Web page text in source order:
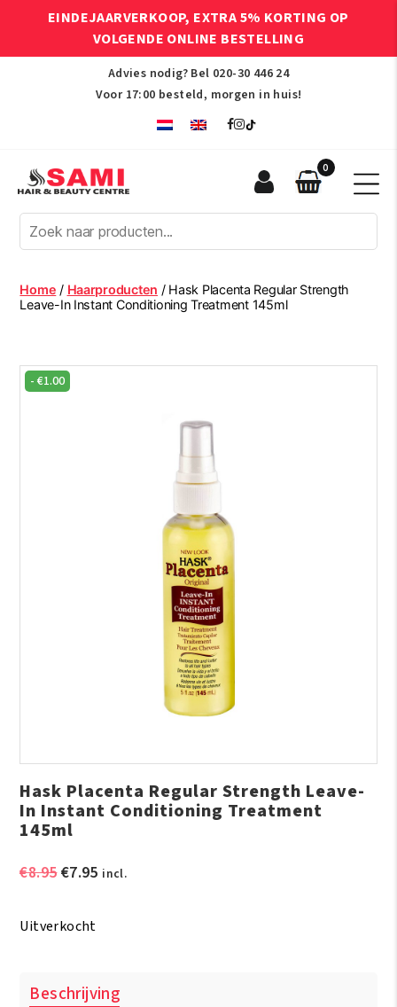
EINDEJAARVERKOOP, EXTRA 5% KORTING OP
VOLGENDE ONLINE BESTELLING
Advies nodig? Bel 020-30 446 24
Voor 17:00 besteld, morgen in huis!
Afro
Hair
Beauty
Centre
0
Home / Haarproducten / Hask Placenta Regular Strength
Leave-In Instant Conditioning Treatment 145ml
-€1.00
Hask Placenta Regular Strength Leave-
In Instant Conditioning Treatment
145ml
€8.95Oorspronkelijke
€8.95.
€7.95Huidige
incl.
Uitverkocht
Beschrijving